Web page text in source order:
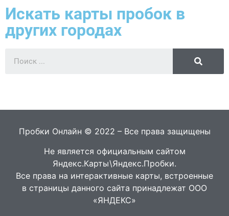
Искать карты пробок в
других городах
Пробки Онлайн © 2022 – Все права защищены
Не является официальным сайтом
Яндекс.Карты\Яндекс.Пробки.
Все права на интерактивные карты, встроенные
в страницы данного сайта принадлежат ООО
«ЯНДЕКС»